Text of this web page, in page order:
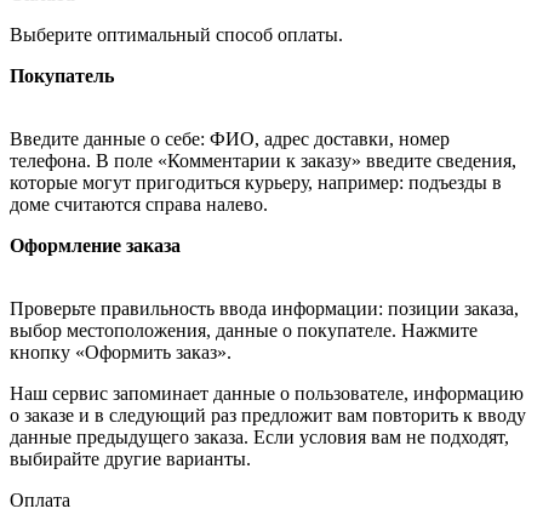
Выберите оптимальный способ оплаты.
Покупатель
Введите данные о себе: ФИО, адрес доставки, номер
телефона. В поле «Комментарии к заказу» введите сведения,
которые могут пригодиться курьеру, например: подъезды в
доме считаются справа налево.
Оформление заказа
Проверьте правильность ввода информации: позиции заказа,
выбор местоположения, данные о покупателе. Нажмите
кнопку «Оформить заказ».
Наш сервис запоминает данные о пользователе, информацию
о заказе и в следующий раз предложит вам повторить к вводу
данные предыдущего заказа. Если условия вам не подходят,
выбирайте другие варианты.
Оплата